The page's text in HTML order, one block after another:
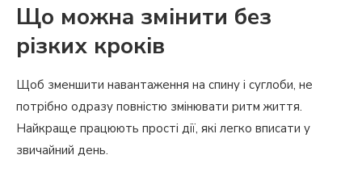
Що можна змінити без
різких кроків
Щоб зменшити навантаження на спину і суглоби, не
потрібно одразу повністю змінювати ритм життя.
Найкраще працюють прості дії, які легко вписати у
звичайний день.